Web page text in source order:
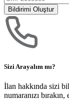
Bildirimi Oluştur
Sizi Arayalım mı?
İlan hakkında sizi
numaranızı